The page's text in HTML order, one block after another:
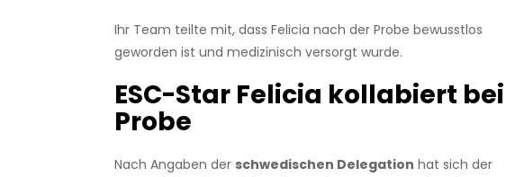
Ihr Team teilte mit, dass Felicia nach der Probe bewusstlos
geworden ist und medizinisch versorgt wurde.
ESC-Star Felicia kollabiert bei
Probe
Nach Angaben der schwedischen Delegation hat sich der